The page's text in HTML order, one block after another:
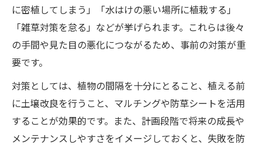
に密植してしまう」「水はけの悪い場所に植栽する」
「雑草対策を怠る」などが挙げられます。これらは後々
の手間や見た目の悪化につながるため、事前の対策が重
要です。
対策としては、植物の間隔を十分にとること、植える前
に土壌改良を行うこと、マルチングや防草シートを活用
することが効果的です。また、計画段階で将来の成長や
メンテナンスしやすさをイメージしておくと、失敗を防